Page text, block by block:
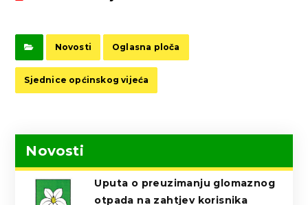
Novosti Oglasna ploča
Sjednice općinskog vijeća
Novosti
Uputa o preuzimanju glomaznog
otpada na zahtjev korisnika